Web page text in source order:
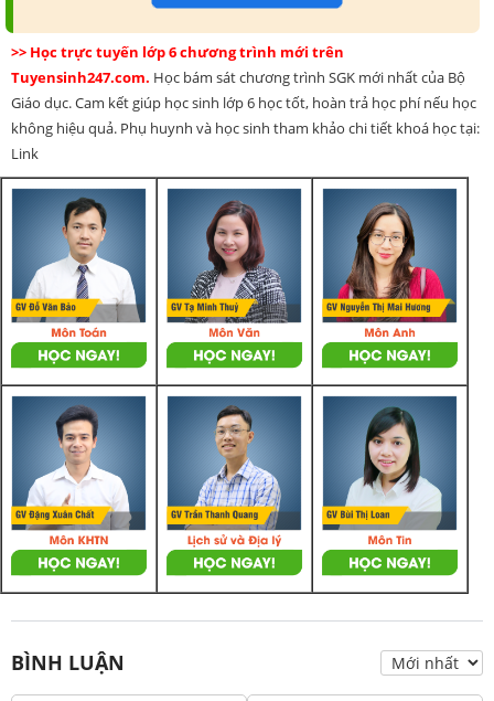
>> Học trực tuyến lớp 6 chương trình mới trên
Tuyensinh247.com. Học bám sát chương trình SGK mới nhất của Bộ
Giáo dục. Cam kết giúp học sinh lớp 6 học tốt, hoàn trả học phí nếu học
không hiệu quả. Phụ huynh và học sinh tham khảo chi tiết khoá học tại:
Link
BÌNH LUẬN